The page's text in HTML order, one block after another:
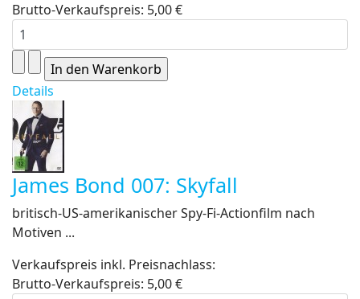
Brutto-Verkaufspreis: 5,00 €
Details
James Bond 007: Skyfall
britisch-US-amerikanischer Spy-Fi-Actionfilm nach
Motiven ...
Verkaufspreis inkl. Preisnachlass:
Brutto-Verkaufspreis: 5,00 €